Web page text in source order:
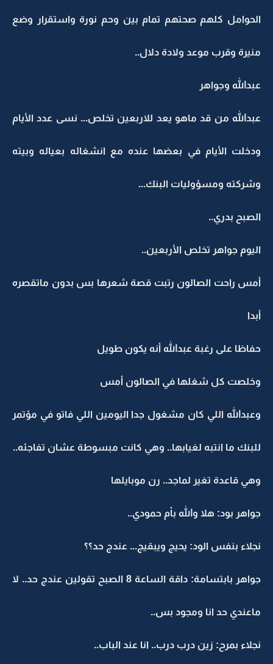
الحوامل كلهم صحتهم تمام بين وحم نورة واستقرار وضع
منيرة وقرب موعد ولادة دلال..
عبدالله وجواهر
عبدالله من قد ماهو يعد للاربعين تخلص... نسى عدد الأيام
ودخلت الأيام في بعضها عنده مع انشغاله بعياله وبيته
وشركته ومسؤوليات البنك...
الصبح بدري..
اليوم جواهر تخلص الأربعين..
أمس راحت الصالون رتبت قصة شعرها بس بدون ماتقصره
أبدا
حفاظا على رغبة عبدالله أنه يكون طويل
وخلصت كل شغلها في الصالون أمس
وعبدالله اللي كان مشغول جدا اليومين اللي فاتو في مؤتمر
للبنك ما انتبه لغيابها.. وهي كانت مبسوطة عشان تفاجئه..
وهي قاعدة تغير لماجد.. رن موبايلها
جواهر بود: هلا والله بأم حمودي..
نجلاء بنفس الود: يحيج ويبقيج... عندج حد؟؟
جواهر بابتسامة: داقة الساعة 8 الصبح تقولين عندج حد.. لا
ماعندي حد انا ومجود بس..
نجلاء بمرح: زين درب درب.. انا عند الباب..